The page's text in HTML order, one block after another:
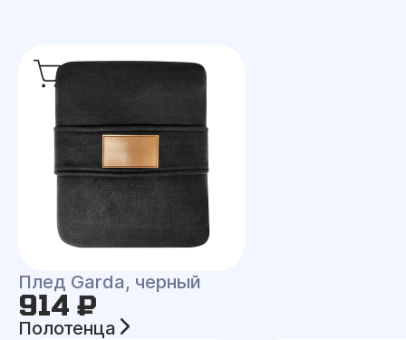
Плед Garda, черный
914 ₽
Полотенца